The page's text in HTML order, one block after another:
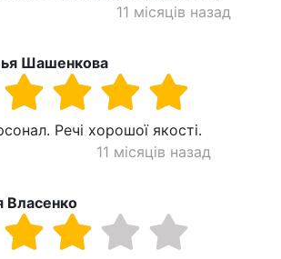
11 місяців назад
Шашенкова
Речі хорошої якості.
11 місяців назад
Власенко